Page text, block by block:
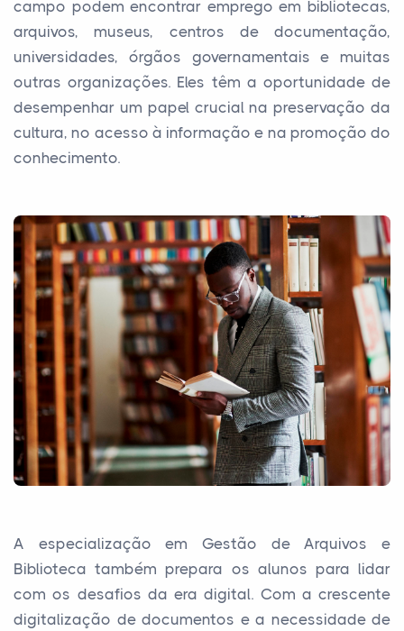
campo podem encontrar emprego em bibliotecas,
arquivos, museus, centros de documentação,
universidades, órgãos governamentais e muitas
outras organizações. Eles têm a oportunidade de
desempenhar um papel crucial na preservação da
cultura, no acesso à informação e na promoção do
conhecimento.
A especialização em Gestão de Arquivos e
Biblioteca também prepara os alunos para lidar
com os desafios da era digital. Com a crescente
digitalização de documentos e a necessidade de